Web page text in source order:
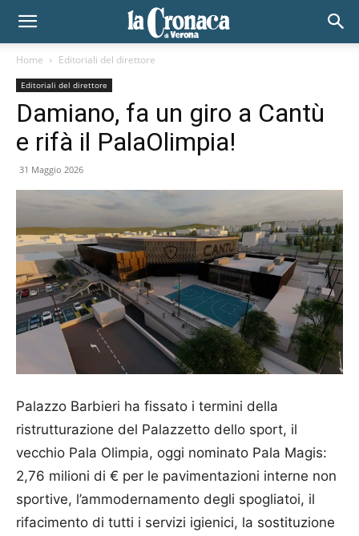
Home Editoriali del direttore
Editoriali del direttore
Damiano, fa un giro a Cantù
e rifà il PalaOlimpia!
31 Maggio 2026
Palazzo Barbieri ha fissato i termini della
ristrutturazione del Palazzetto dello sport, il
vecchio Pala Olimpia, oggi nominato Pala Magis:
2,76 milioni di € per le pavimentazioni interne non
sportive, l’ammodernamento degli spogliatoi, il
rifacimento di tutti i servizi igienici, la sostituzione